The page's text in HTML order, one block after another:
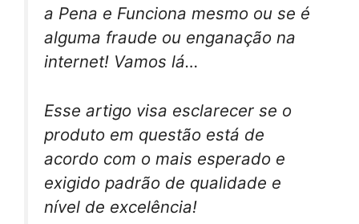
a Pena e Funciona mesmo ou se é
alguma fraude ou enganação na
internet! Vamos lá…
Esse artigo visa esclarecer se o
produto em questão está de
acordo com o mais esperado e
exigido padrão de qualidade e
nível de excelência!